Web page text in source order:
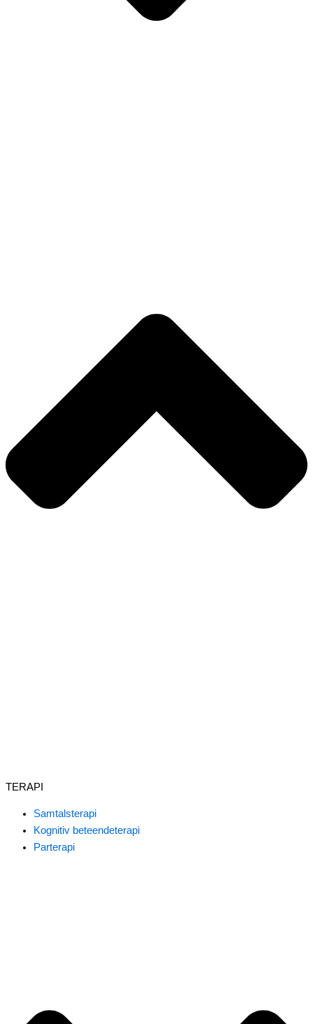
TERAPI
Samtalsterapi
Kognitiv beteendeterapi
Parterapi